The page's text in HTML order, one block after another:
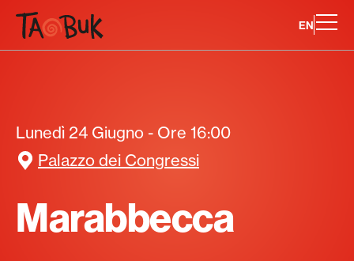
EN
Lunedì 24 Giugno - Ore 16:00
Palazzo dei Congressi
Marabbecca